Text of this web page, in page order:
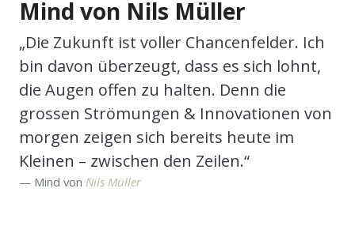
Mind von Nils Müller
„Die Zukunft ist voller Chancenfelder. Ich
bin davon überzeugt, dass es sich lohnt,
die Augen offen zu halten. Denn die
grossen Strömungen & Innovationen von
morgen zeigen sich bereits heute im
Kleinen – zwischen den Zeilen.“
Mind von Nils Müller